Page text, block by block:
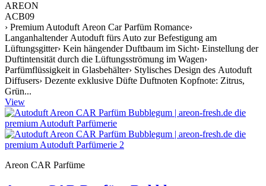
AREON
ACB09
› Premium Autoduft Areon Car Parfüm Romance›
Langanhaltender Autoduft fürs Auto zur Befestigung am
Lüftungsgitter› Kein hängender Duftbaum im Sicht› Einstellung der
Duftintensität durch die Lüftungsströmung im Wagen›
Parfümflüssigkeit in Glasbehälter› Stylisches Design des Autoduft
Diffusers› Dezente exklusive Düfte Duftnoten Kopfnote: Zitrus,
Grün...
View
Areon CAR Parfüme